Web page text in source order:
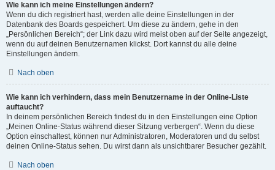
Wie kann ich meine Einstellungen ändern?
Wenn du dich registriert hast, werden alle deine Einstellungen in der
Datenbank des Boards gespeichert. Um diese zu ändern, gehe in den
„Persönlichen Bereich“; der Link dazu wird meist oben auf der Seite angezeigt,
wenn du auf deinen Benutzernamen klickst. Dort kannst du alle deine
Einstellungen ändern.
Nach oben
Wie kann ich verhindern, dass mein Benutzername in der Online-Liste
auftaucht?
In deinem persönlichen Bereich findest du in den Einstellungen eine Option
„Meinen Online-Status während dieser Sitzung verbergen“. Wenn du diese
Option einschaltest, können nur Administratoren, Moderatoren und du selbst
deinen Online-Status sehen. Du wirst dann als unsichtbarer Besucher gezählt.
Nach oben